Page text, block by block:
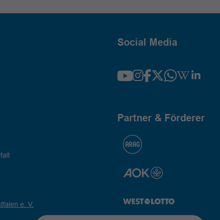
e. V.
Social Media
Partner & Förderer